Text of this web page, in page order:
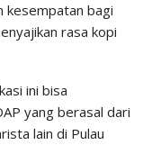
kesempatan bagi
rasa kopi
ini bisa
yang berasal dari
lain di Pulau